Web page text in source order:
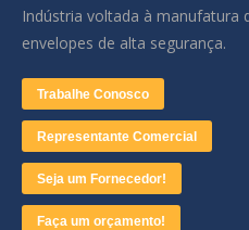
Indústria voltada à manufatura
envelopes de alta segurança.
Trabalhe Conosco
Representante Comercial
Seja um Fornecedor!
Faça um orçamento!